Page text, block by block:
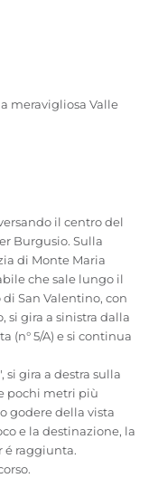
meravigliosa Valle
il centro del
Burgusio. Sulla
di Monte Maria
che sale lungo il
San Valentino, con
si gira a sinistra dalla
(n° 5/A) e si continua
si gira a destra sulla
pochi metri più
godere della vista
e la destinazione, la
é raggiunta.